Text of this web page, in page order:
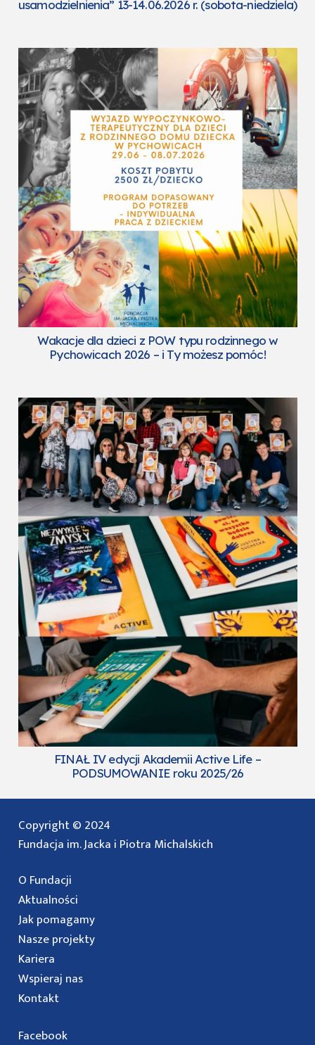
usamodzielnienia” 13-14.06.2026 r. (sobota-niedziela)
Wakacje dla dzieci z POW typu rodzinnego w
Pychowicach 2026 – i Ty możesz pomóc!
FINAŁ IV edycji Akademii Active Life –
PODSUMOWANIE roku 2025/26
Copyright © 2024
Fundacja im. Jacka i Piotra Michalskich
O Fundacji
Aktualności
Jak pomagamy
Nasze projekty
Kariera
Wspieraj nas
Kontakt
Facebook